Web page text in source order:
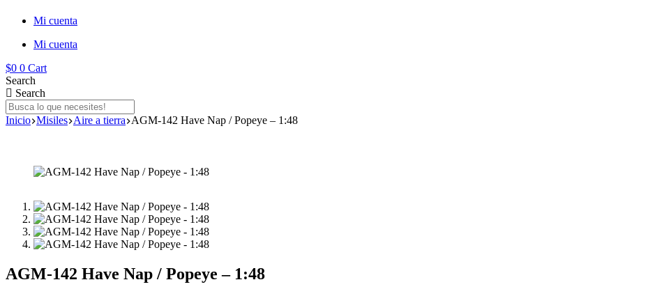
Mi cuenta
Mi cuenta
$0 0 Cart
Search
Search
Inicio Misiles Aire a tierra AGM-142 Have Nap / Popeye – 1:48
AGM-142 Have Nap / Popeye – 1:48